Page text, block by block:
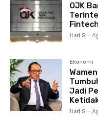
OJK
Hari S -
Ekonomi
Jadi
Hari S -